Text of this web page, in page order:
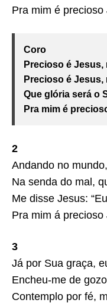
Pra mim é precioso
Coro
Precioso é Jesus,
Precioso é Jesus,
Que glória será o
Pra mim é
2
Andando no
Na senda do mal,
Me disse Jesus:
Pra mim á precioso
3
Já por Sua graça,
Encheu-me de
Contemplo por fé,